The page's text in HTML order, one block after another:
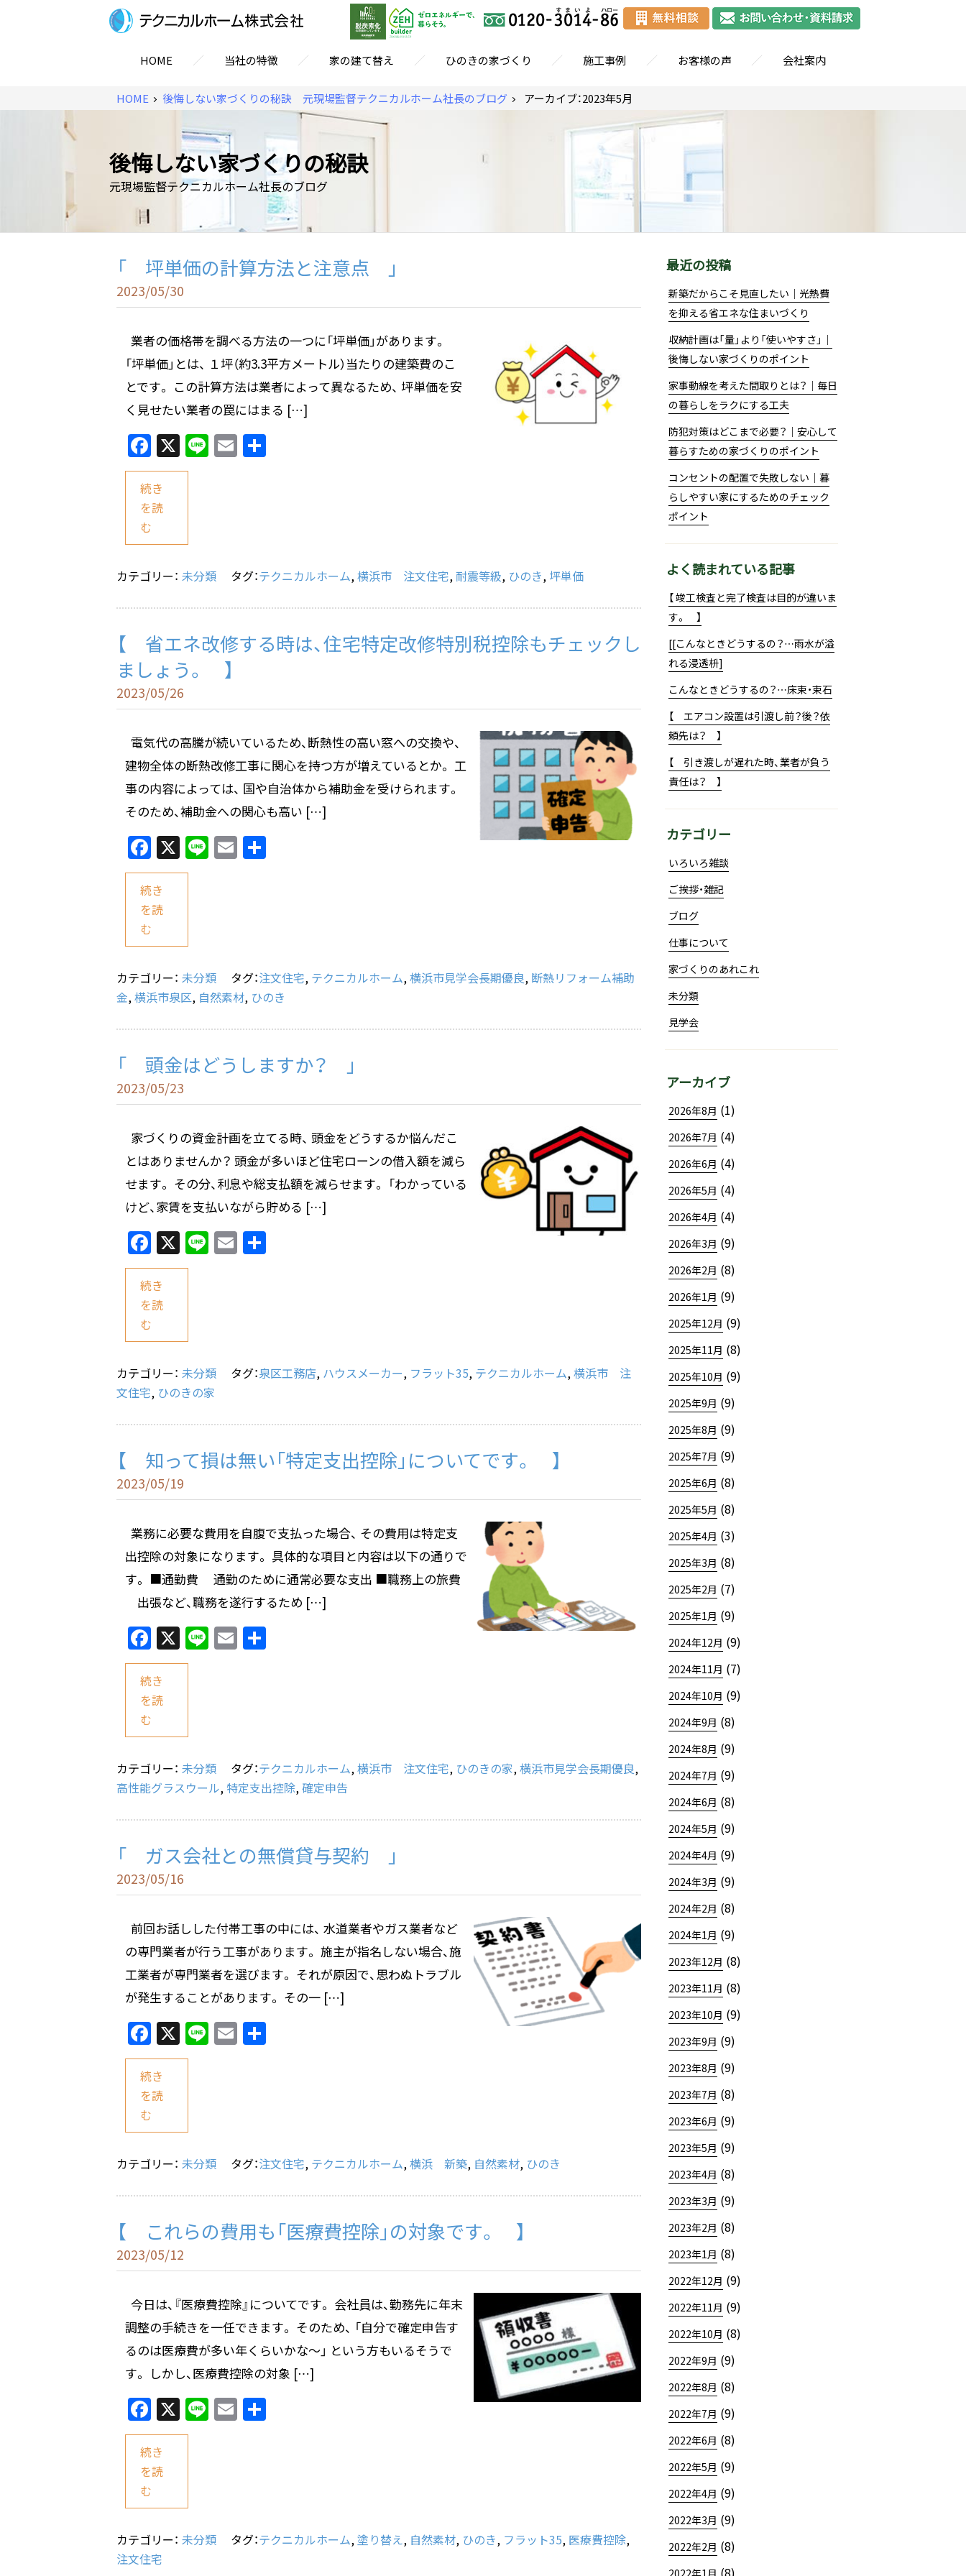
HOME ／ 当社の特徴 ／ 家の建て替え ／ ひのきの家づくり ／ 施工事例 ／ お客様の声 ／ 会社案内
HOME 後悔しない家づくりの秘訣 元現場監督テクニカルホーム社長のブログ アーカイブ：2023年5月
後悔しない家づくりの秘訣
元現場監督テクニカルホーム社長のブログ
「 坪単価の計算方法と注意点 」
2023/05/30
業者の価格帯を調べる方法の一つに「坪単価」があります。
「坪単価」とは、 １坪（約3.3平方メートル）当たりの建築費のこ
とです。 この計算方法は業者によって異なるため、 坪単価を安
く見せたい業者の罠にはまる […]
F
a
c
e
b
o
k
X Li
n
E
m
続き
を読
む
カテゴリー： 未分類 タグ：テクニカルホーム,横浜市 注文住宅,耐震等級, ひのき, 坪単価
【 省エネ改修する時は、住宅特定改修特別税控除もチェックし
ましょう。 】
2023/05/26
電気代の高騰が続いているため、断熱性の高い窓への交換や、
建物全体の断熱改修工事に関心を持つ方が増えているとか。 工
事の内容によっては、 国や自治体から補助金を受けられます。
そのため、補助金への関心も高い […]
F
a
c
e
b
o
k
X Li
n
E
m
続き
を読
む
カテゴリー： 未分類 タグ：注文住宅, テクニカルホーム,横浜市見学会長期優良, 断熱リフォーム補助
金,横浜市泉区, 自然素材, ひのき
「 頭金はどうしますか？ 」
2023/05/23
家づくりの資金計画を立てる時、 頭金をどうするか悩んだこ
とはありませんか？ 頭金が多いほど住宅ローンの借入額を減ら
せます。 その分、利息や総支払額を減らせます。 「わかっている
けど、家賃を支払いながら貯める […]
F
a
c
e
b
o
k
X Li
n
E
m
続き
を読
む
カテゴリー： 未分類 タグ：泉区工務店, ハウスメーカー, フラット35, テクニカルホーム,横浜市 注
文住宅, ひのきの家
【 知って損は無い「特定支出控除」についてです。 】
2023/05/19
業務に必要な費用を自腹で支払った場合、 その費用は特定支
出控除の対象になります。 具体的な項目と内容は以下の通りで
す。 ■通勤費 通勤のために通常必要な支出 ■職務上の旅費
出張など、職務を遂行するため […]
F
a
c
e
b
o
k
X Li
n
E
m
続き
を読
む
カテゴリー： 未分類 タグ：テクニカルホーム,横浜市 注文住宅, ひのきの家,横浜市見学会長期優良,
高性能グラスウール, 特定支出控除,確定申告
「 ガス会社との無償貸与契約 」
2023/05/16
前回お話しした付帯工事の中には、 水道業者やガス業者など
の専門業者が行う工事があります。 施主が指名しない場合、施
工業者が専門業者を選びます。 それが原因で、思わぬトラブル
が発生することがあります。 その一 […]
F
a
c
e
b
o
k
X Li
n
E
m
続き
を読
む
カテゴリー： 未分類 タグ：注文住宅, テクニカルホーム,横浜 新築, 自然素材, ひのき
【 これらの費用も「医療費控除」の対象です。 】
2023/05/12
今日は、『医療費控除』についてです。 会社員は、勤務先に年末
調整の手続きを一任できます。 そのため、 「自分で確定申告す
るのは医療費が多い年くらいかな～」 という方もいるそうで
す。 しかし、医療費控除の対象 […]
F
a
c
e
b
o
X Li
n
E
m
続き
を読
む
カテゴリー： 未分類 タグ：テクニカルホーム, 塗り替え , 自然素材, ひのき, フラット35, 医療費控除,
注文住宅
最近の投稿
新築だからこそ見直したい｜光熱費
を抑える省エネな住まいづくり
収納計画は「量」より「使いやすさ」｜
後悔しない家づくりのポイント
家事動線を考えた間取りとは？｜毎日
の暮らしをラクにする工夫
防犯対策はどこまで必要？｜安心して
暮らすための家づくりのポイント
コンセントの配置で失敗しない｜暮
らしやすい家にするためのチェック
ポイント
よく読まれている記事
【 竣工検査と完了検査は目的が違いま
す。 】
[[こんなときどうするの？…雨水が溢
れる浸透枡]
こんなときどうするの？…床束・束石
【 エアコン設置は引渡し前？後？依
頼先は？ 】
【 引き渡しが遅れた時、業者が負う
責任は？ 】
カテゴリー
いろいろ雑談
ご挨拶・雑記
ブログ
仕事について
家づくりのあれこれ
未分類
見学会
アーカイブ
2026年8月 (1)
2026年7月 (4)
2026年6月 (4)
2026年5月 (4)
2026年4月 (4)
2026年3月 (9)
2026年2月 (8)
2026年1月 (9)
2025年12月 (9)
2025年11月 (8)
2025年10月 (9)
2025年9月 (9)
2025年8月 (9)
2025年7月 (9)
2025年6月 (8)
2025年5月 (8)
2025年4月 (3)
2025年3月 (8)
2025年2月 (7)
2025年1月 (9)
2024年12月 (9)
2024年11月 (7)
2024年10月 (9)
2024年9月 (8)
2024年8月 (9)
2024年7月 (9)
2024年6月 (8)
2024年5月 (9)
2024年4月 (9)
2024年3月 (9)
2024年2月 (8)
2024年1月 (9)
2023年12月 (8)
2023年11月 (8)
2023年10月 (9)
2023年9月 (9)
2023年8月 (9)
2023年7月 (8)
2023年6月 (9)
2023年5月 (9)
2023年4月 (8)
2023年3月 (9)
2023年2月 (8)
2023年1月 (8)
2022年12月 (9)
2022年11月 (9)
2022年10月 (8)
2022年9月 (9)
2022年8月 (8)
2022年7月 (9)
2022年6月 (8)
2022年5月 (9)
2022年4月 (9)
2022年3月 (9)
2022年2月 (8)